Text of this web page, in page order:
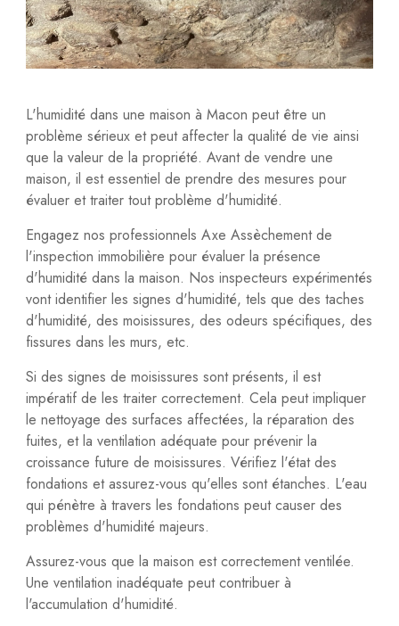
L'humidité dans une maison à Macon peut être un
problème sérieux et peut affecter la qualité de vie ainsi
que la valeur de la propriété. Avant de vendre une
maison, il est essentiel de prendre des mesures pour
évaluer et traiter tout problème d'humidité.
Engagez nos professionnels Axe Assèchement de
l'inspection immobilière pour évaluer la présence
d'humidité dans la maison. Nos inspecteurs expérimentés
vont identifier les signes d'humidité, tels que des taches
d'humidité, des moisissures, des odeurs spécifiques, des
fissures dans les murs, etc.
Si des signes de moisissures sont présents, il est
impératif de les traiter correctement. Cela peut impliquer
le nettoyage des surfaces affectées, la réparation des
fuites, et la ventilation adéquate pour prévenir la
croissance future de moisissures. Vérifiez l'état des
fondations et assurez-vous qu'elles sont étanches. L'eau
qui pénètre à travers les fondations peut causer des
problèmes d'humidité majeurs.
Assurez-vous que la maison est correctement ventilée.
Une ventilation inadéquate peut contribuer à
l'accumulation d'humidité.